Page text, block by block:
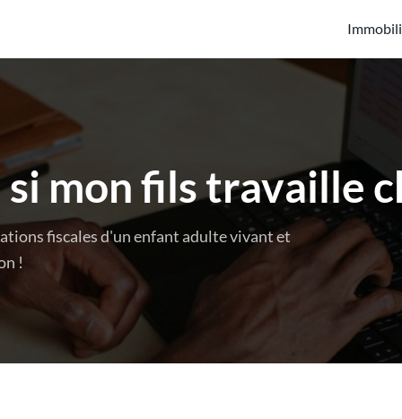
mon fils travaille
fiscales d'un enfant adulte vivant et
!